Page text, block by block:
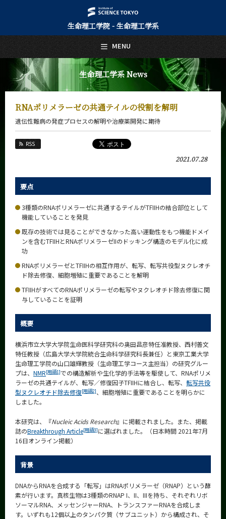
生命理工学院 - 生命理工学系
生命理工学系 News
RNAポリメラーゼの共通テイルの役割を解明
遺伝性難病の発症プロセスの解明や治療薬開発に期待
RSS
2021.07.28
要点
3種類のRNAポリメラーゼに共通するテイルがTFIIHの結合部位として
機能していることを発見
既存の技術では見ることができなかった高い運動性をもつ機能ドメイ
ンを含むTFIIHとRNAポリメラーゼIIのドッキング構造のモデル化に成
功
RNAポリメラーゼとTFIIHの相互作用が、転写、転写共役型ヌクレオチ
ド除去修復、細胞増殖に重要であることを解明
TFIIHがすべてのRNAポリメラーゼの転写やヌクレオチド除去修復に関
与していることを証明
概要
横浜市立大学大学院生命医科学研究科の奥田昌彦特任准教授、西村善文
特任教授（広島大学大学院統合生命科学研究科長兼任）と東京工業大学
生命理工学院の山口雄輝教授（生命理工学コース主担当）の研究グルー
プは、 NMR[用語1]での構造解析や生化学的手法等を駆使して、RNAポリメ
ラーゼの共通テイルが、転写／修復因子TFIIHに結合し、転写、 転写共役
型ヌクレオチド除去修復[用語2]、細胞増殖に重要であることを明らかに
しました。
本研究は、『Nucleic Acids Research』に掲載されました。また、掲載
誌のBreakthrough Article[用語3]に選ばれました。（日本時間 2021年7月
16日オンライン掲載）
背景
DNAからRNAを合成する「転写」はRNAポリメラーゼ（RNAP）という酵
素が行います。真核生物は3種類のRNAP I、II、IIIを持ち、それぞれリボ
ソーマルRNA、メッセンジャーRNA、トランスファーRNAを合成しま
す。いずれも12個以上のタンパク質（サブユニット）から構成され、そ
MENU
日本語 English
トップページ
Top Page
生命理工学系について
About Us
Education
教員・研究室
Faculty and Laboratories
Future
入学案内
Admissions
News
カテゴリ別
課程別
イベントカレンダー
サイト構成
系詳細情報